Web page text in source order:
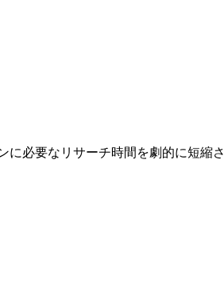
に必要なリサーチ時間を劇的に短縮さ